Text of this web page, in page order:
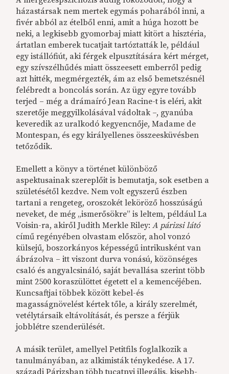
házastársak nem mertek egymás poharából inni, a
fivér abból az ételből enni, amit a húga hozott be
neki, a legkisebb gyomorbaj miatt kitört a hisztéria,
ártatlan emberek tucatjait tartóztatták le, például
egy istállófiút, aki férgek elpusztítására kért mérget,
egy szívszélhűdés miatt összeesett emberről pedig
azt hitték, megmérgezték, ám az első bemetszésnél
felébredt a boncolás során. Az ügy egyre tovább
terjed – még a drámaíró Jean Racine-t is eléri, akit
szeretője meggyilkolásával vádoltak –, gyanúba
keveredik az uralkodó kegyencnője, Madame de
Montespan, és egy királyellenes összeesküvésben
tetőződik.
Emellett a könyv a történet különböző
aspektusainak szereplőit is bemutatja, sok esetben a
születésétől kezdve. Nem volt egyszerű észben
tartani a rengeteg, oroszokét leköröző hosszúságú
neveket, de még „ismerősökre” is leltem, például La
Voisin-ra, akiről Judith Merkle Riley:A párizsi látó
című regényében olvastam először, ahol vonzó
külsejű, boszorkányos képességű intrikusként van
ábrázolva – itt viszont durva vonású, közönséges
csaló és angyalcsináló, saját bevallása szerint több
mint 2500 koraszülöttet égetett el a kemencéjében.
Kuncsaftjai többek között kebel-és
magasságnövelést kértek tőle, a király szerelmét,
vetélytársaik eltávolítását, és persze a férjük
jobblétre szenderülését.
A másik terület, amellyel Petitfils foglalkozik a
tanulmányában, az alkimisták ténykedése. A 17.